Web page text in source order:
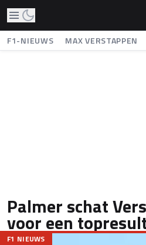
F1-NIEUWS MAX VERSTAPPEN
Palmer schat
voor een
F1 NIEUWS